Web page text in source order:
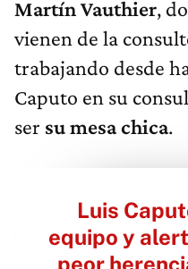
Martín Vauthier,
vienen de la
trabajando desde
Caputo en su
ser su mesa chica.
Luis
equipo y
peor